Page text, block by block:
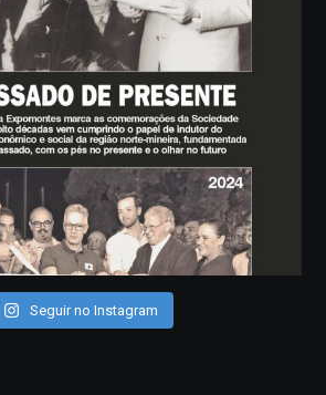
Seguir no Instagram